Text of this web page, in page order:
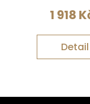
1 918
Detail